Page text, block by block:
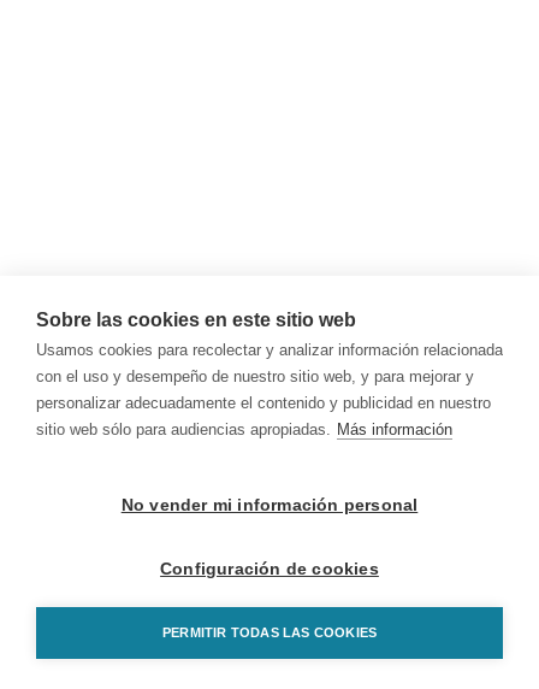
Sobre las cookies en este sitio web
Usamos cookies para recolectar y analizar información relacionada
con el uso y desempeño de nuestro sitio web, y para mejorar y
personalizar adecuadamente el contenido y publicidad en nuestro
sitio web sólo para audiencias apropiadas. Más información
No vender mi información personal
Configuración de cookies
PERMITIR TODAS LAS COOKIES